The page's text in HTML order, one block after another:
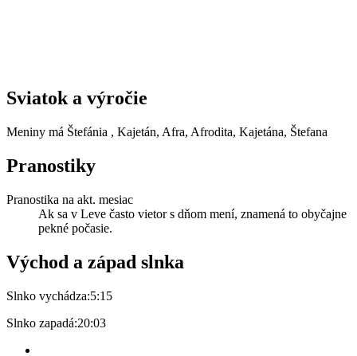
Sviatok a výročie
Meniny má Štefánia , Kajetán, Afra, Afrodita, Kajetána, Štefana
Pranostiky
Pranostika na akt. mesiac
Ak sa v Leve často vietor s dňom mení, znamená to obyčajne
pekné počasie.
Východ a západ slnka
Slnko vychádza:5:15
Slnko zapadá:20:03